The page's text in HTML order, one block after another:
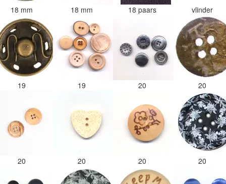
18 mm 18 mm 18 paars vlinder
19 19 20 20
20 20 20 20